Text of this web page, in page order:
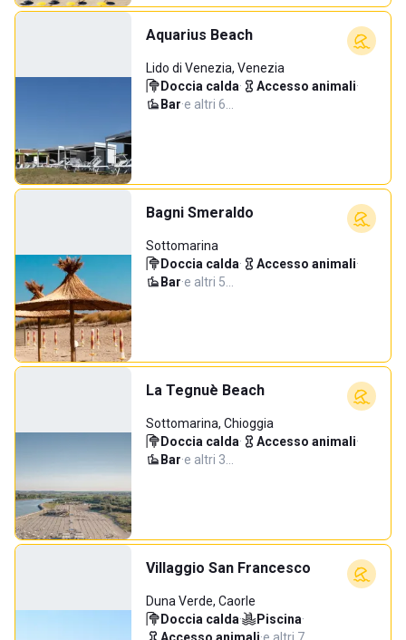
Aquarius Beach
Lido di Venezia, Venezia
Doccia calda· Accesso animali·
Bar·e altri 6…
Bagni Smeraldo
Sottomarina
Doccia calda· Accesso animali·
Bar·e altri 5…
La Tegnuè Beach
Sottomarina, Chioggia
Doccia calda· Accesso animali·
Bar·e altri 3…
Villaggio San Francesco
Duna Verde, Caorle
Doccia calda· Piscina·